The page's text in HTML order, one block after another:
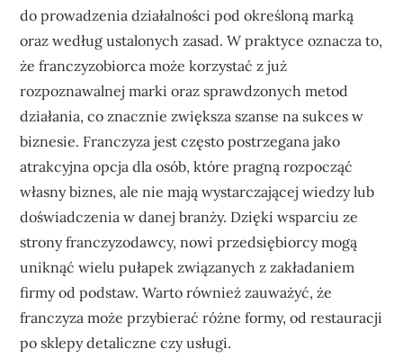
do prowadzenia działalności pod określoną marką
oraz według ustalonych zasad. W praktyce oznacza to,
że franczyzobiorca może korzystać z już
rozpoznawalnej marki oraz sprawdzonych metod
działania, co znacznie zwiększa szanse na sukces w
biznesie. Franczyza jest często postrzegana jako
atrakcyjna opcja dla osób, które pragną rozpocząć
własny biznes, ale nie mają wystarczającej wiedzy lub
doświadczenia w danej branży. Dzięki wsparciu ze
strony franczyzodawcy, nowi przedsiębiorcy mogą
uniknąć wielu pułapek związanych z zakładaniem
firmy od podstaw. Warto również zauważyć, że
franczyza może przybierać różne formy, od restauracji
po sklepy detaliczne czy usługi.